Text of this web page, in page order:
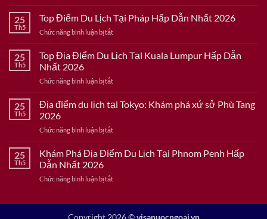
Phá
Điểm
Du
Bắc
Dẫn
2026
25
Th5
Top Điểm Du Lịch Tại Pháp Hấp Dẫn Nhất 2026
Chức năng bình luận bị tắtở
Điểm
Du
Tại
Hấp
2026
25
Th5
Top Địa Điểm Du Lịch Tại Kuala Lumpur Hấp Dẫn
Nhất 2026
Chức năng bình luận bị tắtở
Địa
Điểm
Lịch
Kuala
Dẫn
25
Th5
Địa điểm du lịch tại Tokyo: Khám phá xứ sở Phù Tang
2026
Chức năng bình luận bị tắtở
điểm
du
tại
25
Th5
Khám Phá Địa Điểm Du Lịch Tại Phnom Penh Hấp
Dẫn Nhất 2026
Chức năng bình luận bị tắtở
Copyright 2026 ©visanuocngoai.vn